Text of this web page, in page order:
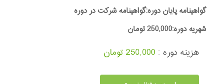
گواهینامه پایان دوره:گواهینامه شرکت در دوره
شهریه دوره:250,000 تومان
هزینه دوره : 250,000 تومان